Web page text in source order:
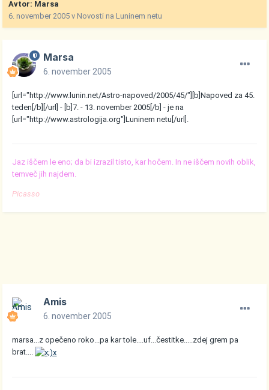
Avtor: Marsa
6. november 2005 vNovosti na Luninem netu
Marsa
6. november 2005
[url="http://www.lunin.net/Astro-napoved/2005/45/"][b]Napoved za 45.
teden[/b][/url] - [b]7. - 13. november 2005[/b] - je na
[url="http://www.astrologija.org"]Luninem netu[/url].
Jaz iščem le eno; da bi izrazil tisto, kar hočem. In ne iščem novih oblik,
temveč jih najdem.
Picasso
Amis
6. november 2005
marsa...z opečeno roko...pa kar tole....uf...čestitke.....zdej grem pa
brat....